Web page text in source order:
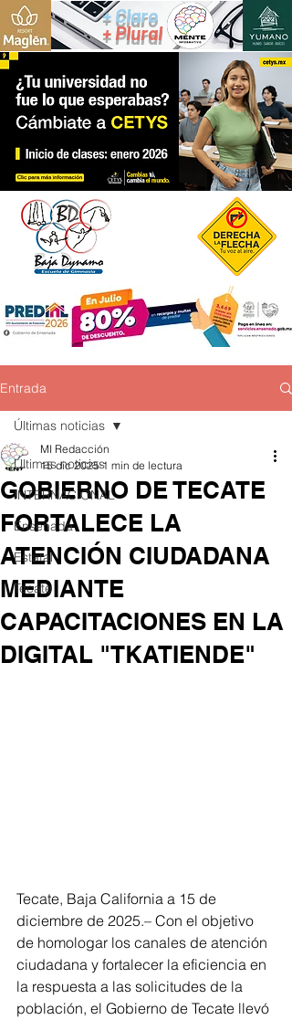
+ Claro
+ Plural
Entrada
Últimas noticias
INTERNACIONAL
Ensenada
Estatal
Tecate
Últimas noticias
GOBIERNO DE TECATE
FORTALECE LA
ATENCIÓN CIUDADANA
MEDIANTE
CAPACITACIONES EN LA
DIGITAL "TKATIENDE"
MI Redacción
15 dic 2025 1 min de lectura
Tecate, Baja California a 15 de
diciembre de 2025.– Con el objetivo
de homologar los canales de atención
ciudadana y fortalecer la eficiencia en
la respuesta a las solicitudes de la
población, el Gobierno de Tecate llevó